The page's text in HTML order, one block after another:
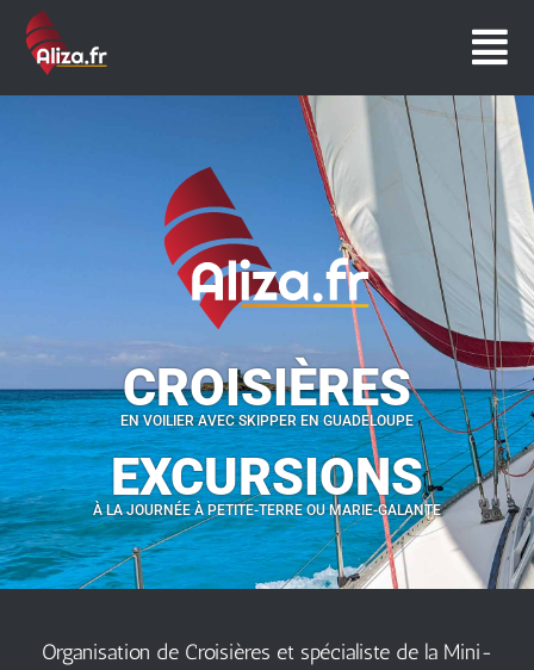
CROISIÈRES
EN VOILIER AVEC SKIPPER EN GUADELOUPE
EXCURSIONS
À LA JOURNÉE À PETITE-TERRE OU MARIE-GALANTE
Organisation de Croisières et spécialiste de la Mini-